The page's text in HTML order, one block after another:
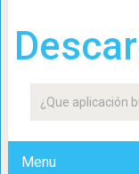
Menu